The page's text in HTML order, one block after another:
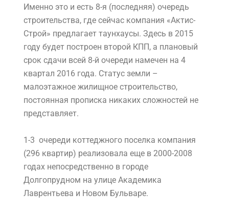
Именно это и есть 8-я (последняя) очередь
строительства, где сейчас компания «Актис-
Строй» предлагает таунхаусы. Здесь в 2015
году будет построен второй КПП, а плановый
срок сдачи всей 8-й очереди намечен на 4
квартал 2016 года. Статус земли –
малоэтажное жилищное строительство,
постоянная прописка никаких сложностей не
представляет.
1-3 очереди коттеджного поселка компания
(296 квартир) реализовала еще в 2000-2008
годах непосредственно в городе
Долгопрудном на улице Академика
Лаврентьева и Новом Бульваре.